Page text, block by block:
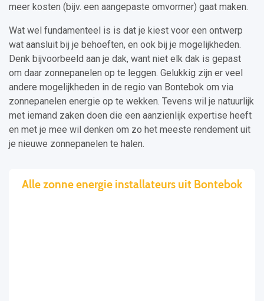
meer kosten (bijv. een aangepaste omvormer) gaat maken.
Wat wel fundamenteel is is dat je kiest voor een ontwerp
wat aansluit bij je behoeften, en ook bij je mogelijkheden.
Denk bijvoorbeeld aan je dak, want niet elk dak is gepast
om daar zonnepanelen op te leggen. Gelukkig zijn er veel
andere mogelijkheden in de regio van Bontebok om via
zonnepanelen energie op te wekken. Tevens wil je natuurlijk
met iemand zaken doen die een aanzienlijk expertise heeft
en met je mee wil denken om zo het meeste rendement uit
je nieuwe zonnepanelen te halen.
Alle zonne energie installateurs uit Bontebok